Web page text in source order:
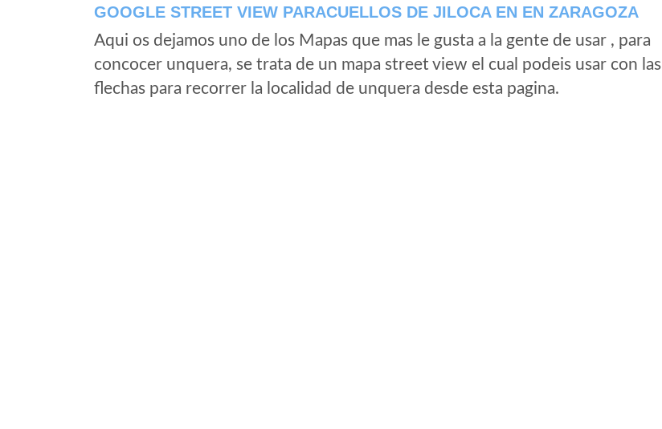
GOOGLE STREET VIEW PARACUELLOS DE JILOCA EN EN ZARAGOZA
Aqui os dejamos uno de los Mapas que mas le gusta a la gente de usar , para
concocer unquera, se trata de un mapa street view el cual podeis usar con las
flechas para recorrer la localidad de unquera desde esta pagina.